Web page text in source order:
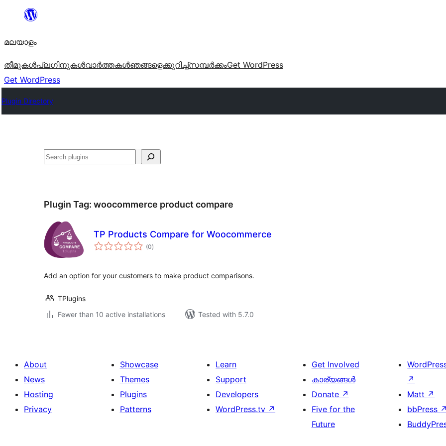
ഉള്ളടക്കത്തിലേക്ക്
മലയാളം
തീമുകൾപ്ലഗിനുകൾവാര്‍ത്തകള്‍ഞങ്ങളെക്കുറിച്ച്സമ്പര്‍ക്കംGet WordPress
Get WordPress
Plugin Directory
തിരയുക
Plugin Tag: woocommerce product compare
TP Products Compare for Woocommerce
(0total
ratings
)
Add an option for your customers to make product comparisons.
TPlugins
Fewer than 10 active installations
Tested with 5.7.0
About
News
Hosting
Privacy
Showcase
Themes
Plugins
Patterns
Learn
Support
Developers
WordPress.tv ↗
Get Involved
കാര്യങ്ങള്‍
Donate ↗
Five for the
Future
↗
Matt ↗
bbPress ↗